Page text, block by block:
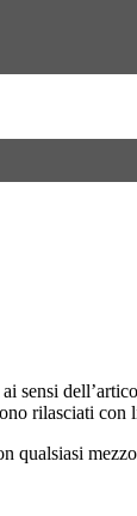
sensi
rilasciati con
qualsiasi